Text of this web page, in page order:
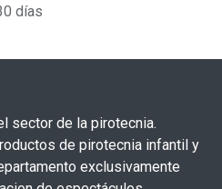
días
sector de la pirotecnia.
de pirotecnia infantil y
exclusivamente